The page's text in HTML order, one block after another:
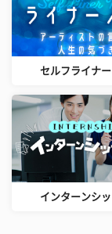
セルフライナ
インターンシ